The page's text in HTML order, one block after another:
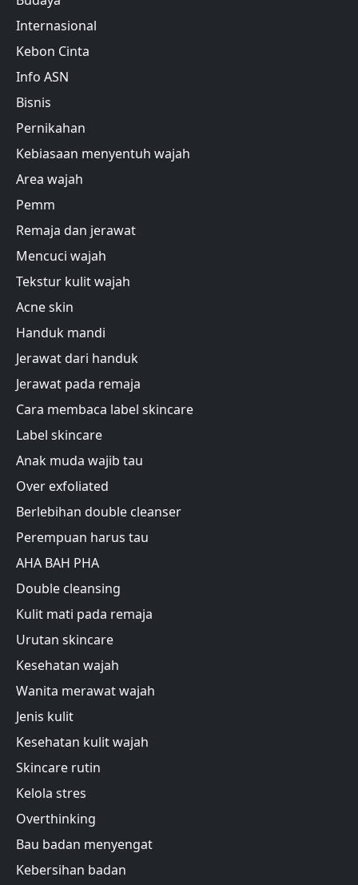
Internasional
Kebon Cinta
Info ASN
Bisnis
Pernikahan
Kebiasaan menyentuh wajah
Area wajah
Pemm
Remaja dan jerawat
Mencuci wajah
Tekstur kulit wajah
Acne skin
Handuk mandi
Jerawat dari handuk
Jerawat pada remaja
Cara membaca label skincare
Label skincare
Anak muda wajib tau
Over exfoliated
Berlebihan double cleanser
Perempuan harus tau
AHA BAH PHA
Double cleansing
Kulit mati pada remaja
Urutan skincare
Kesehatan wajah
Wanita merawat wajah
Jenis kulit
Kesehatan kulit wajah
Skincare rutin
Kelola stres
Overthinking
Bau badan menyengat
Kebersihan badan